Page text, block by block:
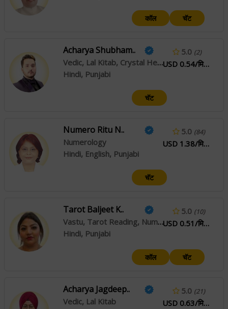
कॉल चॅट
Acharya Shubham..
Vedic, Lal Kitab, Crystal Healing
Hindi, Punjabi
5.0 (2)
USD 0.54/मिनिटे
चॅट
Numero Ritu N..
Numerology
Hindi, English, Punjabi
5.0 (84)
USD 1.38/मिनिटे
चॅट
Tarot Baljeet K..
Vastu, Tarot Reading, Numerology
Hindi, Punjabi
5.0 (10)
USD 0.51/मिनिटे
कॉल चॅट
Acharya Jagdeep..
Vedic, Lal Kitab
5.0 (21)
USD 0.63/मिनिटे